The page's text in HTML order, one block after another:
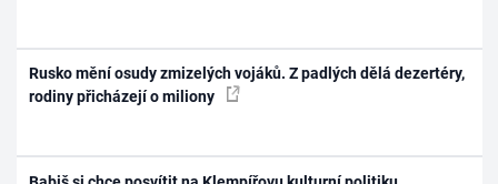
Rusko mění osudy zmizelých vojáků. Z padlých dělá dezertéry,
rodiny přicházejí o miliony